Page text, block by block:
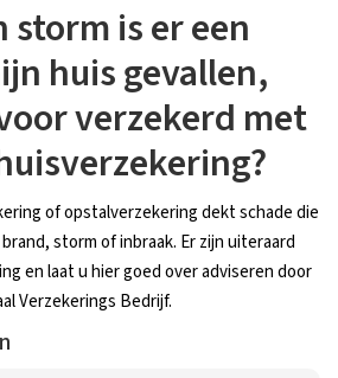
storm is er een
huis gevallen,
verzekerd met
of opstalverzekering dekt schade die
storm of inbraak. Er zijn uiteraard
en laat u hier goed over adviseren door
Verzekerings Bedrijf.